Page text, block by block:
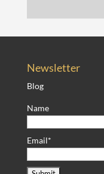
Newsletter
Blog
Name
Email*